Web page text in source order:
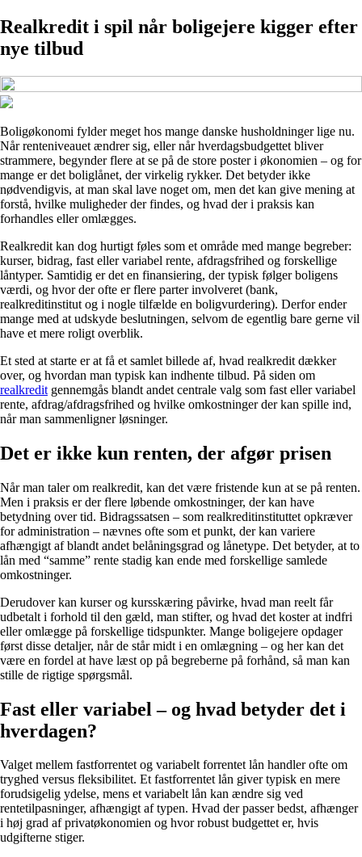
Realkredit i spil når boligejere kigger efter
nye tilbud
Boligøkonomi fylder meget hos mange danske husholdninger lige nu.
Når renteniveauet ændrer sig, eller når hverdagsbudgettet bliver
strammere, begynder flere at se på de store poster i økonomien – og for
mange er det boliglånet, der virkelig rykker. Det betyder ikke
nødvendigvis, at man skal lave noget om, men det kan give mening at
forstå, hvilke muligheder der findes, og hvad der i praksis kan
forhandles eller omlægges.
Realkredit kan dog hurtigt føles som et område med mange begreber:
kurser, bidrag, fast eller variabel rente, afdragsfrihed og forskellige
låntyper. Samtidig er det en finansiering, der typisk følger boligens
værdi, og hvor der ofte er flere parter involveret (bank,
realkreditinstitut og i nogle tilfælde en boligvurdering). Derfor ender
mange med at udskyde beslutningen, selvom de egentlig bare gerne vil
have et mere roligt overblik.
Et sted at starte er at få et samlet billede af, hvad realkredit dækker
over, og hvordan man typisk kan indhente tilbud. På siden om
realkredit gennemgås blandt andet centrale valg som fast eller variabel
rente, afdrag/afdragsfrihed og hvilke omkostninger der kan spille ind,
når man sammenligner løsninger.
Det er ikke kun renten, der afgør prisen
Når man taler om realkredit, kan det være fristende kun at se på renten.
Men i praksis er der flere løbende omkostninger, der kan have
betydning over tid. Bidragssatsen – som realkreditinstituttet opkræver
for administration – nævnes ofte som et punkt, der kan variere
afhængigt af blandt andet belåningsgrad og lånetype. Det betyder, at to
lån med “samme” rente stadig kan ende med forskellige samlede
omkostninger.
Derudover kan kurser og kursskæring påvirke, hvad man reelt får
udbetalt i forhold til den gæld, man stifter, og hvad det koster at indfri
eller omlægge på forskellige tidspunkter. Mange boligejere opdager
først disse detaljer, når de står midt i en omlægning – og her kan det
være en fordel at have læst op på begreberne på forhånd, så man kan
stille de rigtige spørgsmål.
Fast eller variabel – og hvad betyder det i
hverdagen?
Valget mellem fastforrentet og variabelt forrentet lån handler ofte om
tryghed versus fleksibilitet. Et fastforrentet lån giver typisk en mere
forudsigelig ydelse, mens et variabelt lån kan ændre sig ved
rentetilpasninger, afhængigt af typen. Hvad der passer bedst, afhænger
i høj grad af privatøkonomien og hvor robust budgettet er, hvis
udgifterne stiger.